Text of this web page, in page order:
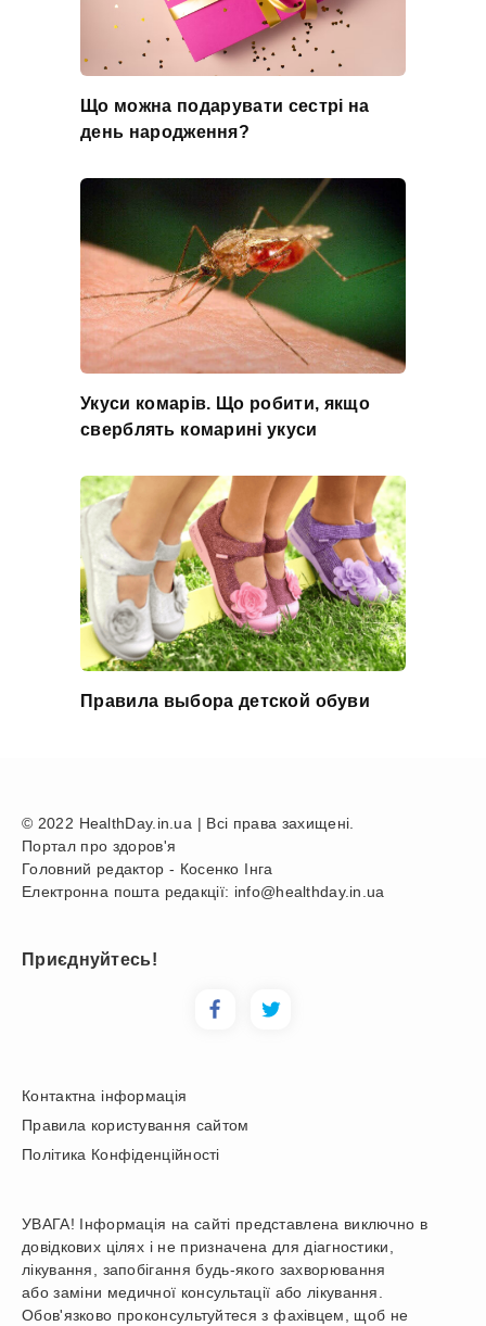
Що можна подарувати сестрі на
день народження?
Укуси комарів. Що робити, якщо
сверблять комарині укуси
Правила выбора детской обуви
© 2022 HealthDay.in.ua | Всі права захищені.
Портал про здоров'я
Головний редактор - Косенко Інга
Електронна пошта редакції: info@healthday.in.ua
Приєднуйтесь!
Контактна інформація
Правила користування сайтом
Політика Конфіденційності
УВАГА! Інформація на сайті представлена виключно в
довідкових цілях і не призначена для діагностики,
лікування, запобігання будь-якого захворювання
або заміни медичної консультації або лікування.
Обов'язково проконсультуйтеся з фахівцем, щоб не